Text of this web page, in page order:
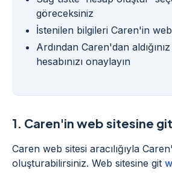
göreceksiniz
İstenilen bilgileri Caren'in
Ardından Caren'dan
hesabınızı onaylayın
1. Caren'in web sitesine git
Caren web sitesi aracılığıyla
oluşturabilirsiniz. Web sitesine git